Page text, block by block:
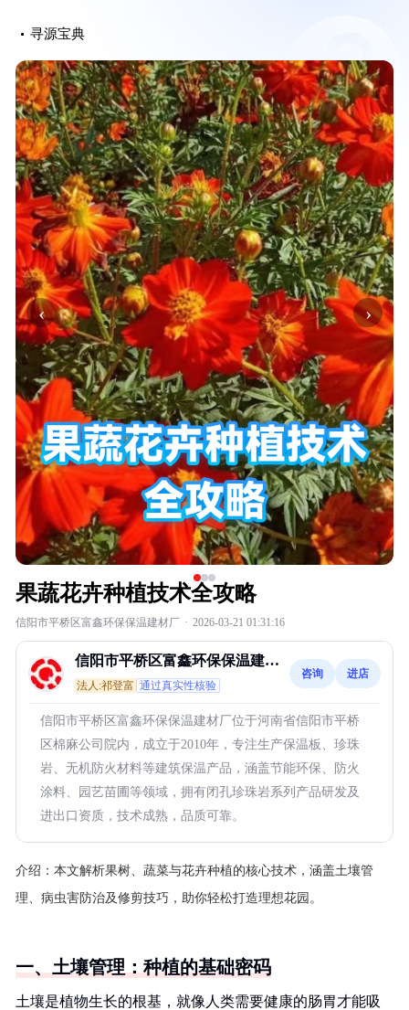
寻源宝典
‹ ›
果蔬花卉种植技术全攻略
信阳市平桥区富鑫环保保温建材厂 · 2026-03-21 01:31:16
信阳市平桥区富鑫环保保温建材
厂
法人:祁登富 通过真实性核验
咨询 进店
信阳市平桥区富鑫环保保温建材厂位于河南省信阳市平桥
区棉麻公司院内，成立于2010年，专注生产保温板、珍珠
岩、无机防火材料等建筑保温产品，涵盖节能环保、防火
涂料、园艺苗圃等领域，拥有闭孔珍珠岩系列产品研发及
进出口资质，技术成熟，品质可靠。
介绍： 本文解析果树、蔬菜与花卉种植的核心技术，涵盖土壤管
理、病虫害防治及修剪技巧，助你轻松打造理想花园。
一、土壤管理：种植的基础密码
土壤是植物生长的根基，就像人类需要健康的肠胃才能吸